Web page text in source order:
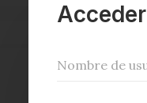
Acceder